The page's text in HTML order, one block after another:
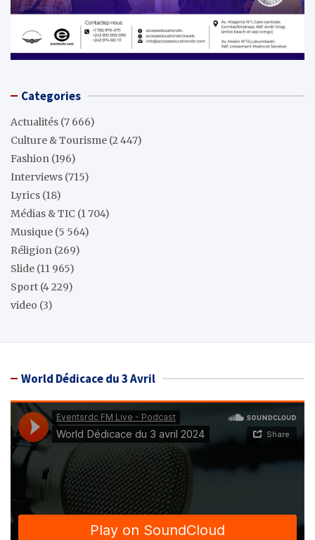
Categories
Actualités (7 666)
Culture & Tourisme (2 447)
Fashion (196)
Interviews (715)
Lyrics (18)
Médias & TIC (1 704)
Musique (5 564)
Réligion (269)
Slide (11 965)
Sport (4 229)
video (3)
World Dédicace du 3 Avril